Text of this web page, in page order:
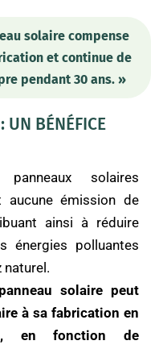
solaire compense
et continue de
pendant 30 ans. »
UN BÉNÉFICE
solaires
aucune émission de
ainsi à réduire
énergies polluantes
naturel.
solaire peut
à sa fabrication en
en fonction de